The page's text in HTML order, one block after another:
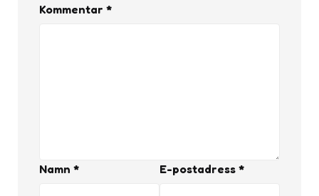
Kommentar *
Namn * E-postadress *